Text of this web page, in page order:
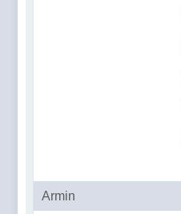
Armin